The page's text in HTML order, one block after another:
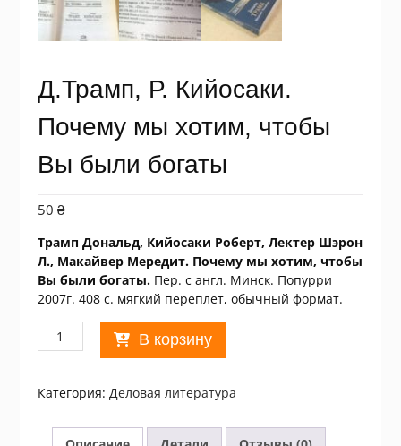
Д.Трамп, Р. Кийосаки.
Почему мы хотим, чтобы
Вы были богаты
50 ₴
Трамп Дональд, Кийосаки Роберт, Лектер Шэрон
Л., Макайвер Мередит. Почему мы хотим, чтобы
Вы были богаты. Пер. с англ. Минск. Попурри
2007г. 408 с. мягкий переплет, обычный формат.
Количество
товара
Р.
Кийосаки.
Почему
В корзину
Категория: Деловая литература